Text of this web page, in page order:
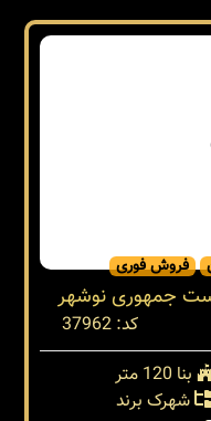
فروش فوری
جمهوری نوشهر
کد: 37962
بنا 120 متر
شهرک برند